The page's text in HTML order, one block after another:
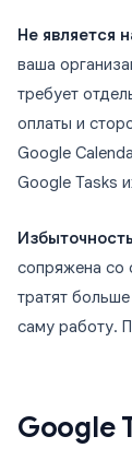
Не является
ваша
требует
оплаты и
Google
Google Tasks
сопряжена со
тратят
саму работу.
Google